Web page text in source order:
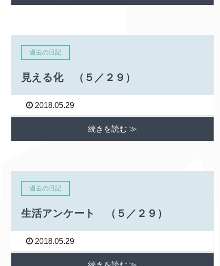
過去の日記
見える化 （５／２９）
2018.05.29
続きを読む ≫
過去の日記
生活アンケート （５／２９）
2018.05.29